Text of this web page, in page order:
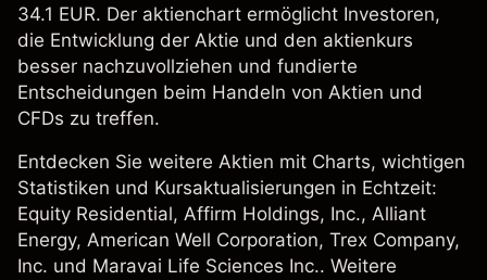
34.1 EUR. Der aktienchart ermöglicht Investoren,
die Entwicklung der Aktie und den aktienkurs
besser nachzuvollziehen und fundierte
Entscheidungen beim Handeln von Aktien und
CFDs zu treffen.
Entdecken Sie weitere Aktien mit Charts, wichtigen
Statistiken und Kursaktualisierungen in Echtzeit:
Equity Residential, Affirm Holdings, Inc., Alliant
Energy, American Well Corporation, Trex Company,
Inc. und Maravai Life Sciences Inc.. Weitere